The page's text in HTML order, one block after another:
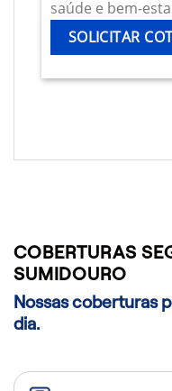
saúde e bem-
SOLICITAR
COBERTURAS
SUMIDOURO
Nossas coberturas
dia.